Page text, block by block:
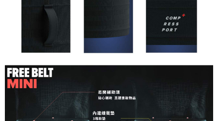
請求用戶進行身份認證。
５．嚴禁一人註冊多個帳號或使用他人資訊註冊。若發現惡意使用之情形，
恩沛科技股份有限公司將有權停止該用戶之使用額度並採取法律行動。